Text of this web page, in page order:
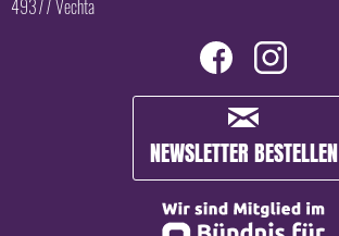
49377 Vechta
NEWSLETTER BESTELLEN